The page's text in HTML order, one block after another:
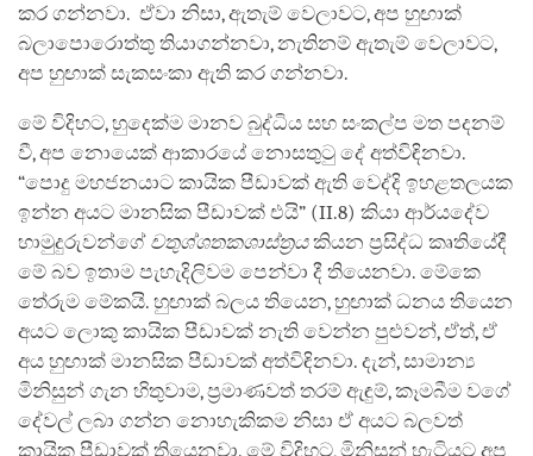
කර ගන්නවා. ඒවා නිසා, ඇතැම් වෙලාවට, අප හුඟාක්
බලාපොරොත්තු තියාගන්නවා, නැතිනම් ඇතැම් වෙලාවට,
අප හුඟාක් සැකසංකා ඇති කර ගන්නවා.
මේ විදිහට, හුදෙක්ම මානව බුද්ධිය සහ සංකල්ප මත පදනම්
වී, අප නොයෙක් ආකාරයේ නොසතුටු දේ අත්විඳිනවා.
“පොදු මහජනයාට කායික පීඩාවක් ඇති වෙද්දි ඉහළතලයක
ඉන්න අයට මානසික පීඩාවක් එයි” (II.8) කියා ආර්යදේව
හාමුදුරුවන්ගේ චතුශ්ශතකශාස්ත්‍රයකියන ප්‍රසිද්ධ කෘතියේදී
මේ බව ඉතාම පැහැදිලිවම පෙන්වා දී තියෙනවා. මේකෙ
තේරුම මේකයි. හුඟාක් බලය තියෙන, හුඟාක් ධනය තියෙන
අයට ලොකු කායික පීඩාවක් නැති වෙන්න පුළුවන්, ඒත්, ඒ
අය හුඟාක් මානසික පීඩාවක් අත්විඳිනවා. දැන්, සාමාන්‍ය
මිනිසුන් ගැන හිතුවාම, ප්‍රමාණවත් තරම් ඇඳුම්, කෑමබීම වගේ
දේවල් ලබා ගන්න නොහැකිකම නිසා ඒ අයට බලවත්
කායික පීඩාවක් තියෙනවා. මේ විදිහට, මිනිසුන් හැටියට අප